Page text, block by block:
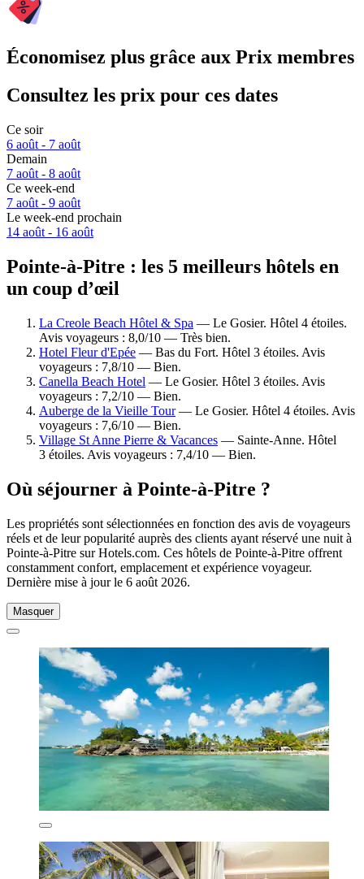
Économisez plus grâce aux Prix membres
Consultez les prix pour ces dates
Ce soir
6 août - 7 août
Demain
7 août - 8 août
Ce week-end
7 août - 9 août
Le week-end prochain
14 août - 16 août
Pointe-à-Pitre : les 5 meilleurs hôtels en
un coup d’œil
La Creole Beach Hôtel & Spa — Le Gosier. Hôtel 4 étoiles.
Avis voyageurs : 8,0/10 — Très bien.
Hotel Fleur d'Epée — Bas du Fort. Hôtel 3 étoiles. Avis
voyageurs : 7,8/10 — Bien.
Canella Beach Hotel — Le Gosier. Hôtel 3 étoiles. Avis
voyageurs : 7,2/10 — Bien.
Auberge de la Vieille Tour— Le Gosier. Hôtel 4 étoiles. Avis
voyageurs : 7,6/10 — Bien.
Village St Anne Pierre & Vacances — Sainte-Anne. Hôtel
3 étoiles. Avis voyageurs : 7,4/10 — Bien.
Où séjourner à Pointe-à-Pitre ?
Les propriétés sont sélectionnées en fonction des avis de voyageurs
réels et de leur popularité auprès des clients ayant réservé une nuit à
Pointe-à-Pitre sur Hotels.com. Ces hôtels de Pointe-à-Pitre offrent
constamment confort, emplacement et expérience voyageur.
Dernière mise à jour le 6 août 2026.
Masquer